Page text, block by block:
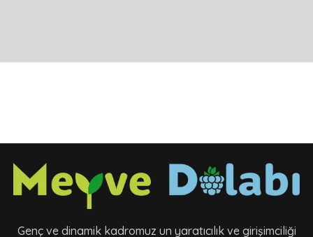
Genç ve dinamik kadromuz un yaratıcılık ve girişimciliği